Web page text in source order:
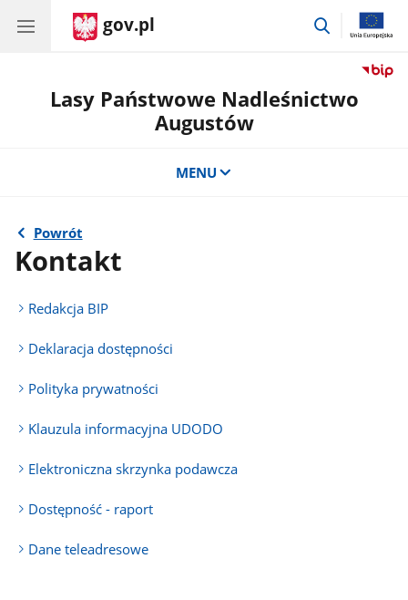
gov.pl
przejdź
Lasy Państwowe Nadleśnictwo
Augustów
MENU
Powrót
Kontakt
Redakcja BIP
Deklaracja dostępności
Polityka prywatności
Klauzula informacyjna UDODO
Elektroniczna skrzynka podawcza
Dostępność - raport
Dane teleadresowe